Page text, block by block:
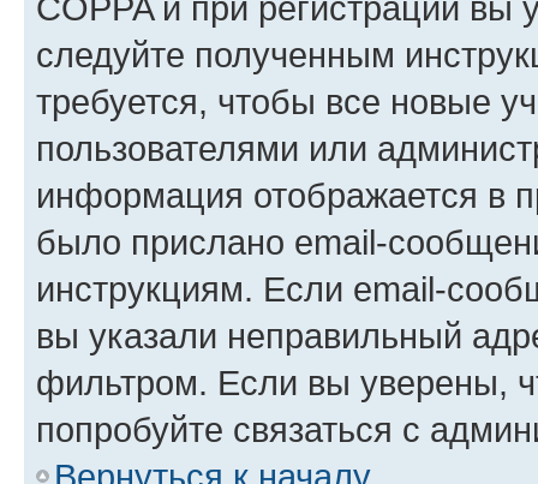
следуйте полученным
требуется, чтобы все новые
пользователями или
информация отображается в
было прислано email-
инструкциям. Если email-
вы указали неправильный
фильтром. Если вы уверены,
попробуйте связаться с
Вернуться к началу